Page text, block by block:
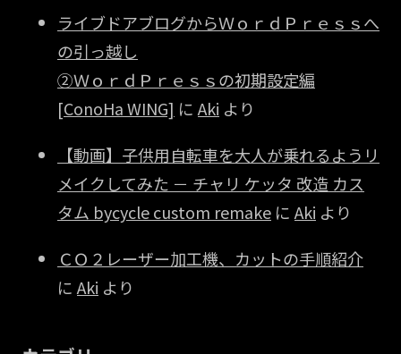
ライブドアブログからＷｏｒｄＰｒｅｓｓへ
の引っ越し
②ＷｏｒｄＰｒｅｓｓの初期設定編
[ConoHa WING] に Aki より
【動画】子供用自転車を大人が乗れるようリ
メイクしてみた － チャリ ケッタ 改造 カス
タム bycycle custom remake に Aki より
ＣＯ２レーザー加工機、カットの手順紹介
に Aki より